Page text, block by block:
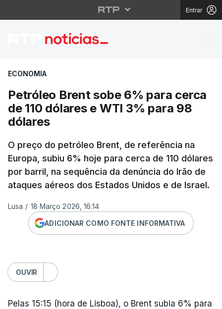
Entrar
Petróleo Brent sobe
ECONOMIA
Petróleo Brent sobe 6% para cerca
de 110 dólares e WTI 3% para 98
dólares
O preço do petróleo Brent, de referência na
Europa, subiu 6% hoje para cerca de 110 dólares
por barril, na sequência da denúncia do Irão de
ataques aéreos dos Estados Unidos e de Israel.
Lusa / 18 Março 2026, 16:14
ADICIONAR COMO FONTE INFORMATIVA
OUVIR
Pelas 15:15 (hora de Lisboa), o Brent subia 6% para